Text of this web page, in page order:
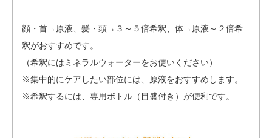
顔・首→原液、髪・頭→３～５倍希釈、体→原液～２倍希
釈がおすすめです。
（希釈にはミネラルウォーターをお使いください）
※集中的にケアしたい部位には、原液をおすすめします。
※希釈するには、専用ボトル（目盛付き）が便利です。